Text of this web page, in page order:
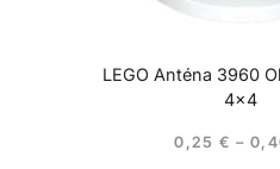
LEGO Anténa 3960
4×4
0,25 € –